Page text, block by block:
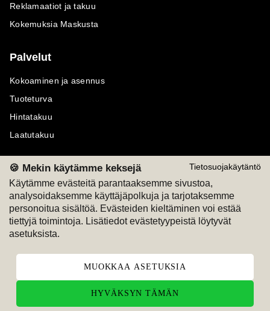
Tietosuojakäytäntö
🍪 Mekin käytämme keksejä
Käytämme evästeitä parantaaksemme sivustoa,
analysoidaksemme käyttäjäpolkuja ja tarjotaksemme
personoitua sisältöä. Evästeiden kieltäminen voi estää
tiettyjä toimintoja. Lisätiedot evästetyypeistä löytyvät
asetuksista.
MUOKKAA ASETUKSIA
HYVÄKSYN TÄMÄN
Reklamaatiot ja takuu
Kokemuksia Maskusta
Palvelut
Kokoaminen ja asennus
Tuoteturva
Hintatakuu
Laatutakuu
Maksutavat
M
Seuraa meitä